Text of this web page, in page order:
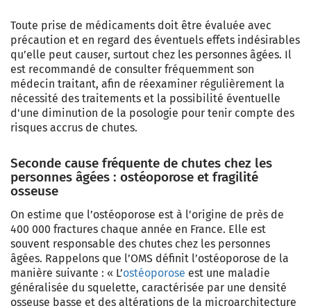
Toute prise de médicaments doit être évaluée avec
précaution et en regard des éventuels effets indésirables
qu’elle peut causer, surtout chez les personnes âgées. Il
est recommandé de consulter fréquemment son
médecin traitant, afin de réexaminer régulièrement la
nécessité des traitements et la possibilité éventuelle
d'une diminution de la posologie pour tenir compte des
risques accrus de chutes.
Seconde cause fréquente de chutes chez les
personnes âgées : ostéoporose et fragilité
osseuse
On estime que l’ostéoporose est à l’origine de près de
400 000 fractures chaque année en France. Elle est
souvent responsable des chutes chez les personnes
âgées. Rappelons que l’OMS définit l’ostéoporose de la
manière suivante : « L’ostéoporose est une maladie
généralisée du squelette, caractérisée par une densité
osseuse basse et des altérations de la microarchitecture